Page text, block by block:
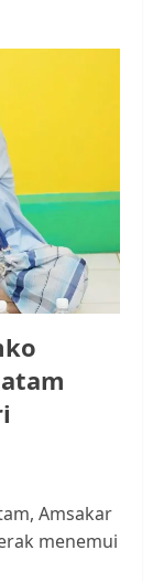
Amsakar
menemui